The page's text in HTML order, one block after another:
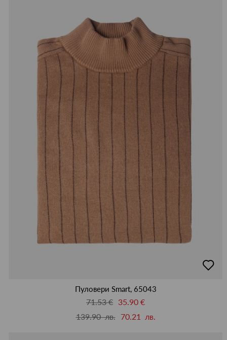
в
Пуловери Smart, 65043
71.53 € 35.90 €
139.90 лв.
70.21 лв.